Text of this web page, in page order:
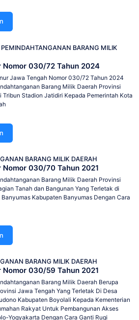
BARANG MILIK
Nomor 030/72 Tahun 2024
Jawa Tengah Nomor 030/72 Tahun 2024
Barang Milik Daerah Provinsi
Tribun Stadion Jatidiri Kepada Pemerintah Kota
BARANG MILIK DAERAH
Nomor 030/70 Tahun 2021
Barang Milik Daerah Provinsi
Tanah dan Bangunan Yang Terletak di
Kabupaten Banyumas Dengan Cara
BARANG MILIK DAERAH
Nomor 030/59 Tahun 2021
Barang Milik Daerah Berupa
Jawa Tengah Yang Terletak Di Desa
Kabupaten Boyolali Kepada Kementerian
Rakyat Untuk Pembangunan Akses
Yogyakarta Dengan Cara Ganti Rugi